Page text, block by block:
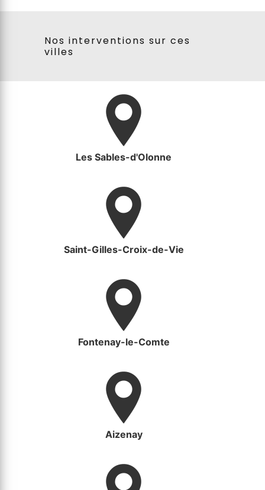
Nos interventions sur ces
villes
Les Sables-d'Olonne
Saint-Gilles-Croix-de-Vie
Fontenay-le-Comte
Aizenay